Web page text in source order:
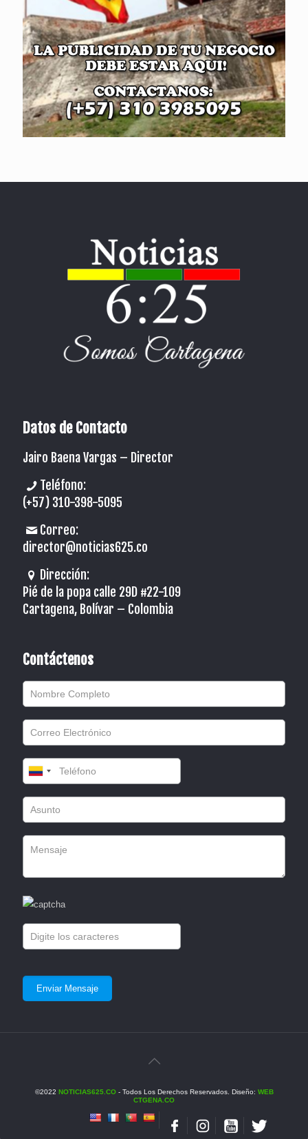
Datos de Contacto
Jairo Baena Vargas – Director
Teléfono:
(+57) 310-398-5095
Correo:
director@noticias625.co
Dirección:
Pié de la popa calle 29D #22-109
Cartagena, Bolívar – Colombia
Contáctenos
©2022 NOTICIAS625.CO- Todos Los Derechos Reservados. Diseño: WEB
CTGENA.CO